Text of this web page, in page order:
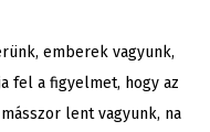
emberek vagyunk,
fel a figyelmet, hogy az
lent vagyunk, na